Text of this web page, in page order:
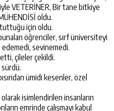
VETERİNER, Bir tane bitkiye
oldu.
için oldu.
bunalan öğrenciler, sırf üniversiteyi
sevinemedi.
çileler çekildi.
sürdü.
ümidi kesenler, özel
isimlendirilen insanların
emrinde çalışmayı kabul